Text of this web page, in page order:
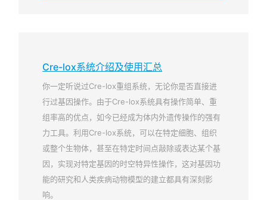
Cre-lox系统介绍及使用汇总
你一定听说过Cre-lox重组系统，无论你是否直接进
行过基因操作。由于Cre-lox系统具有操作简单、重
组率高的优点，如今已经成为体内外遗传操作的强有
力工具。利用Cre-lox系统，可以在特定细胞、组织
或整个生物体，甚至在特定时间点敲除或表达某个基
因，实现对特定基因的时空特异性操作，这对基因功
能的研究和人类疾病动物模型的建立都具有深刻影
响。